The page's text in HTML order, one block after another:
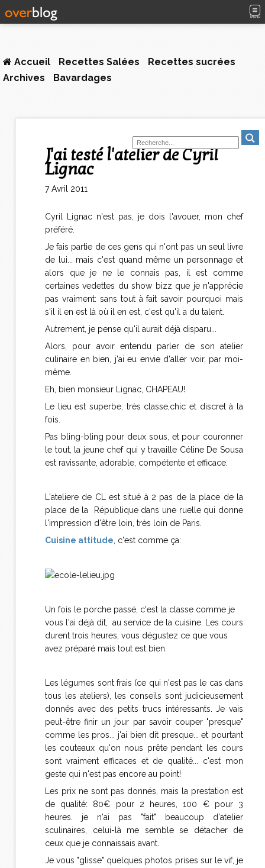
MENU
Accueil Recettes Salées
Recettes sucrées
Archives
Bavardages
J'ai testé l'atelier de Cyril
Lignac
7 Avril 2011
Cyril Lignac n'est pas, je dois l'avouer, mon chef
préféré.
Je fais partie de ces gens qui n'ont pas un seul livre
de lui... mais c'est quand même un personnage et
alors que je ne le connais pas, il est comme
certaines vedettes du show bizz que je n'apprécie
pas vraiment: sans tout à fait savoir pourquoi mais
s'il il en est là où il en est, c'est qu'il a du talent.
Autrement, je pense qu'il aurait déjà disparu...
Alors, pour avoir entendu parler de son atelier
culinaire en bien, j'ai eu envie d'aller voir, par moi-
même.
Eh, bien monsieur Lignac, CHAPEAU!
Le lieu est superbe, très classe,chic et discret à la
fois.
Pas bling-bling pour deux sous, et pour couronner
le tout, la jeune chef qui y travaille Céline De Sousa
est ravissante, adorable, compétente et efficace.
L'ateliere de CL est situé à 2 pas de la place de la
place de la République dans une ruelle qui donne
l'impression d'être loin, très loin de Paris.
Cuisine attitude , c'est comme ça:
Un fois le porche passé, c'est la classe comme je
vous l'ai déjà dit, au service de la cuisine. Les cours
durent trois heures, vous dégustez ce que vous
avez préparé mais tout est bien.
Les légumes sont frais (ce qui n'est pas le cas dans
tous les ateliers), les conseils sont judicieusement
donnés avec des petits trucs intéressants. Je vais
peut-être finir un jour par savoir couper "presque"
comme les pros... j'ai bien dit presque... et pourtant
les couteaux qu'on nous prête pendant les cours
sont vraiment efficaces et de qualité... c'est mon
geste qui n'est pas encore au point!
Les prix ne sont pas donnés, mais la prestation est
de qualité: 80€ pour 2 heures, 100 € pour 3
heures. je n'ai pas "fait" beaucoup d'atelier
sculinaires, celui-là me semble se détacher de
ceux que je connaissais avant.
Je vous "glisse" quelques photos prises sur le vif, je